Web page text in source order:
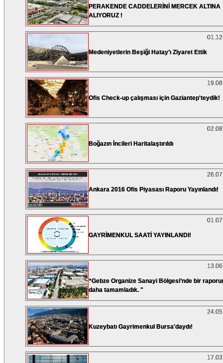
PERAKENDE CADDELERİNİ MERCEK ALTINA
ALIYORUZ !
Medeniyetlerin Beşiği Hatay’ı Ziyaret Ettik
Ofis Check-up çalışması için Gaziantep'teydik!
Boğazın İncileri Haritalaştırıldı
Ankara 2016 Ofis Piyasası Raporu Yayınlandı!
GAYRİMENKUL SAATİ YAYINLANDI!
“Gebze Organize Sanayi Bölgesi’nde bir
daha tamamladık. "
Kuzeybatı Gayrimenkul Bursa'daydı!